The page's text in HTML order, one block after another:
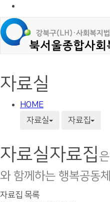
자료실
HOME
자료실
자료집
자료실자료집
와 함께하는 행복공동
자료집 목록